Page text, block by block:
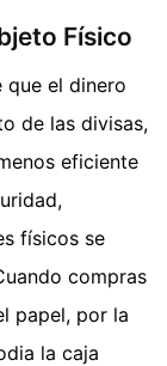
Físico
que el dinero
de las divisas,
eficiente
físicos se
compras
papel, por la
la caja